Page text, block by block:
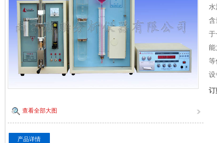
查看全部大图
水
含
于
能
等
设
订
产品详情